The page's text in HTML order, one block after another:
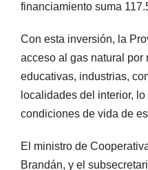
financiamiento suma
Con esta inversión, la
acceso al gas natural por
educativas, industrias,
localidades del interior,
condiciones de vida de
El ministro de
Brandán, y el